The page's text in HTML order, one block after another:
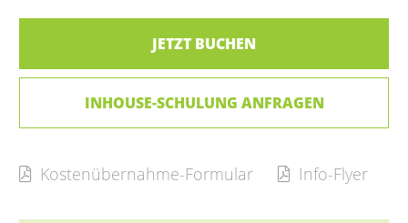
JETZT BUCHEN
INHOUSE-SCHULUNG ANFRAGEN
Kostenübernahme-Formular Info-Flyer